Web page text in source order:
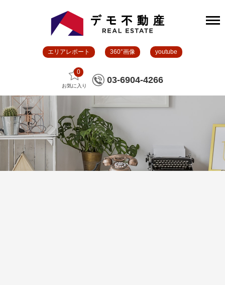
エリアレポート 360°画像 youtube
0
お気に入り
03-6904-4266